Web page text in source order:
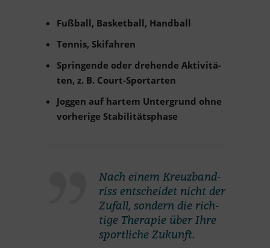
Fuß­ball, Bas­ket­ball, Handball
Ten­nis, Skifahren
Sprin­gende oder dre­hende Ak­ti­vi­tä­
ten, z. B. Court-Sportarten
Jog­gen auf har­tem Un­ter­grund ohne
vor­he­rige Stabilitätsphase
Nach ei­nem Kreuz­band­
riss ent­schei­det nicht der
Zu­fall, son­dern die rich­
tige The­ra­pie über Ihre
sport­li­che Zukunft.